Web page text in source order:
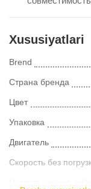
Xususiyatlari
Brend
Страна бренда
Цвет
Упаковка
Двигатель
Скорость без